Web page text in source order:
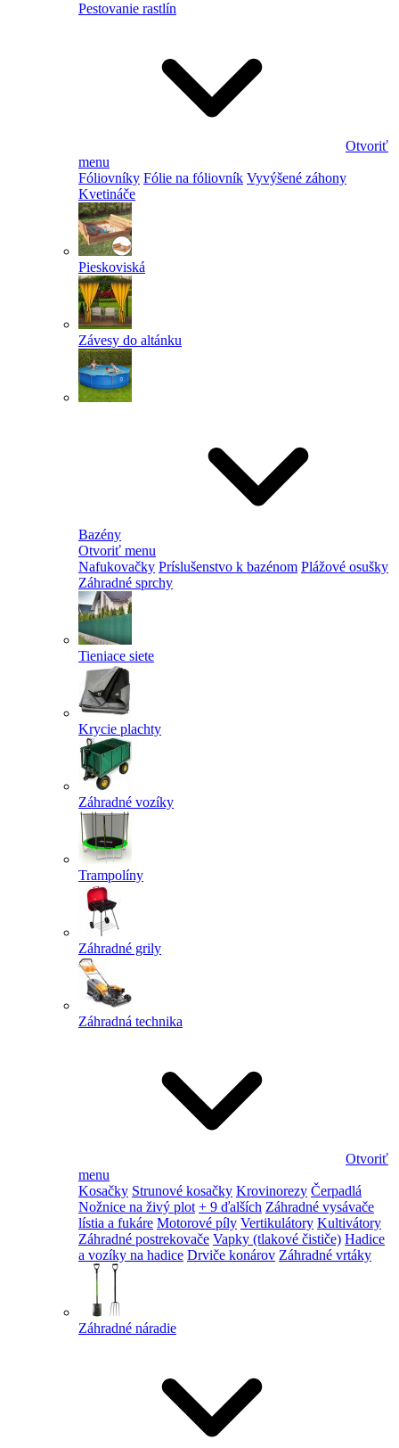
Pestovanie rastlín
Otvoriť
menu
Fóliovníky Fólie na fóliovník Vyvýšené záhony
Kvetináče
Pieskoviská
Závesy do altánku
Bazény
Otvoriť menu
Nafukovačky Príslušenstvo k bazénom Plážové osušky
Záhradné sprchy
Tieniace siete
Krycie plachty
Záhradné vozíky
Trampolíny
Záhradné grily
Záhradná technika
Otvoriť
menu
Kosačky Strunové kosačky Krovinorezy Čerpadlá
Nožnice na živý plot + 9 ďalších Záhradné vysávače
lístia a fukáre Motorové píly Vertikulátory Kultivátory
Záhradné postrekovače Vapky (tlakové čističe) Hadice
a vozíky na hadice Drviče konárov Záhradné vrtáky
Záhradné náradie